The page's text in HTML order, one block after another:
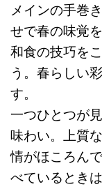
メインの手巻
せで春の味覚
和食の技巧を
う。春らしい
す。
一つひとつが
味わい。上質
情がほころん
べているとき